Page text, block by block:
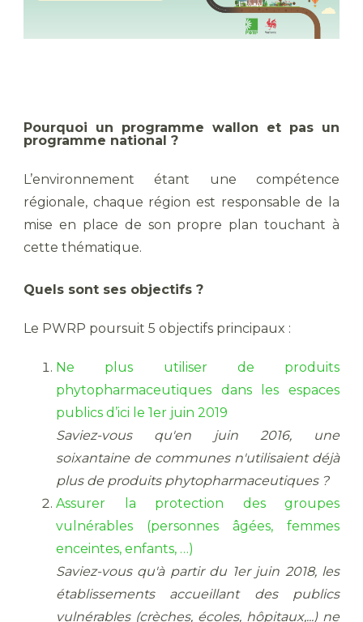
Pourquoi un programme wallon et pas un
programme national ?
L’environnement étant une compétence
régionale, chaque région est responsable de la
mise en place de son propre plan touchant à
cette thématique.
Quels sont ses objectifs ?
Le PWRP poursuit 5 objectifs principaux :
Ne plus utiliser de produits
phytopharmaceutiques dans les espaces
publics d’ici le 1er juin 2019
Saviez-vous qu'en juin 2016, une
soixantaine de communes n'utilisaient déjà
plus de produits phytopharmaceutiques ?
Assurer la protection des groupes
vulnérables (personnes âgées, femmes
enceintes, enfants, …)
Saviez-vous qu'à partir du 1er juin 2018, les
établissements accueillant des publics
vulnérables (crèches, écoles, hôpitaux,...) ne